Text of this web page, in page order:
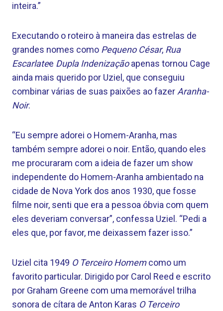
inteira.”
Executando o roteiro à maneira das estrelas de
grandes nomes como Pequeno César, Rua
Escarlatee Dupla Indenizaçãoapenas tornou Cage
ainda mais querido por Uziel, que conseguiu
combinar várias de suas paixões ao fazer Aranha-
Noir.
“Eu sempre adorei o Homem-Aranha, mas
também sempre adorei o noir. Então, quando eles
me procuraram com a ideia de fazer um show
independente do Homem-Aranha ambientado na
cidade de Nova York dos anos 1930, que fosse
filme noir, senti que era a pessoa óbvia com quem
eles deveriam conversar”, confessa Uziel. “Pedi a
eles que, por favor, me deixassem fazer isso.”
Uziel cita 1949 O Terceiro Homemcomo um
favorito particular. Dirigido por Carol Reed e escrito
por Graham Greene com uma memorável trilha
sonora de cítara de Anton Karas O Terceiro